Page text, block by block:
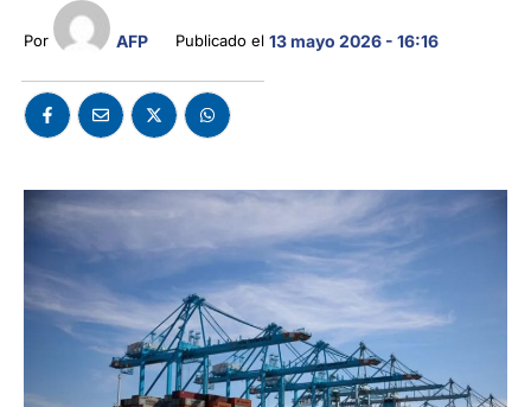
Por AFP Publicado el 13 mayo 2026 - 16:16